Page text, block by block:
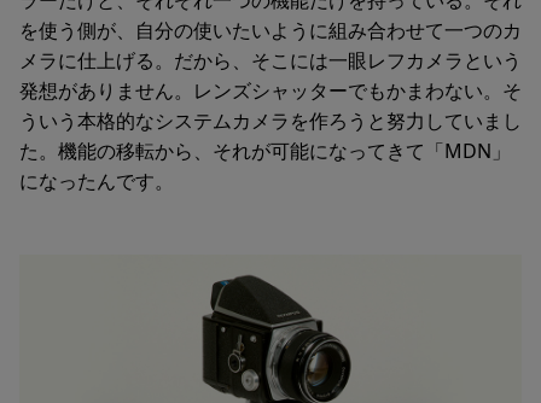
を使う側が、自分の使いたいように組み合わせて一つのカ
メラに仕上げる。だから、そこには一眼レフカメラという
発想がありません。レンズシャッターでもかまわない。そ
ういう本格的なシステムカメラを作ろうと努力していまし
た。機能の移転から、それが可能になってきて「MDN」
になったんです。